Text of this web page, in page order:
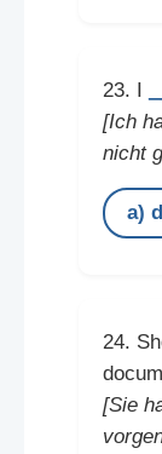
23. I
[Ich
nicht
a)
24.
[Sie